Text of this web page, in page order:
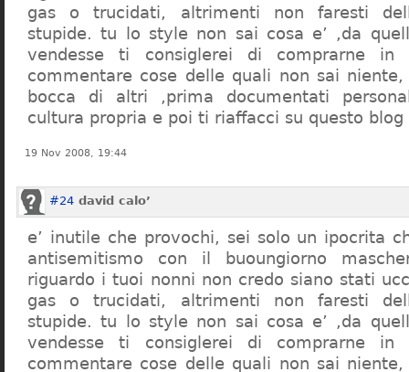
gas o trucidati, altrimenti non faresti
stupide. tu lo style non sai cosa e’ ,da
vendesse ti consiglerei di comprarne in
commentare cose delle quali non sai
bocca di altri ,prima documentati
cultura propria e poi ti riaffacci su questo blog
19 Nov 2008, 19:44
#24 david calo’
e’ inutile che provochi, sei solo un ipocrita
antisemitismo con il buoungiorno
riguardo i tuoi nonni non credo siano stati
gas o trucidati, altrimenti non faresti
stupide. tu lo style non sai cosa e’ ,da
vendesse ti consiglerei di comprarne in
commentare cose delle quali non sai